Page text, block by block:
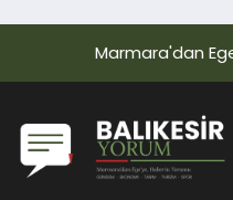
Marmara'dan